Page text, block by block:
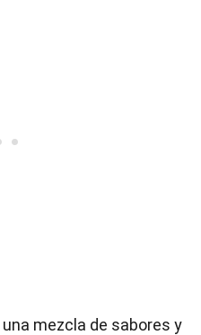
mezcla de sabores y